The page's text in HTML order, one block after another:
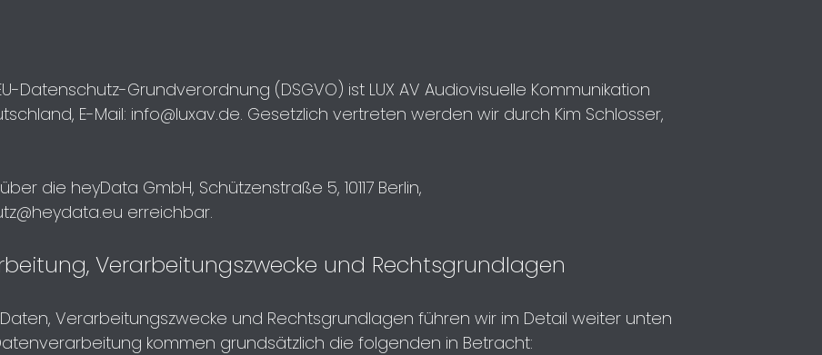
Datenschutz-Grundverordnung (DSGVO) ist LUX AV Audiovisuelle Kommunikation
E-Mail: info@luxav.de. Gesetzlich vertreten werden wir durch Kim Schlosser,
die heyData GmbH, Schützenstraße 5, 10117 Berlin,
erreichbar.
Verarbeitungszwecke und Rechtsgrundlagen
Verarbeitungszwecke und Rechtsgrundlagen führen wir im Detail weiter unten
kommen grundsätzlich die folgenden in Betracht: